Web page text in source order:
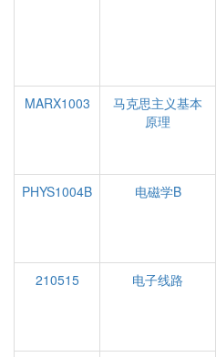
MARX1003
马克思主义基本
原理
PHYS1004B
电磁学B
210515
电子线路